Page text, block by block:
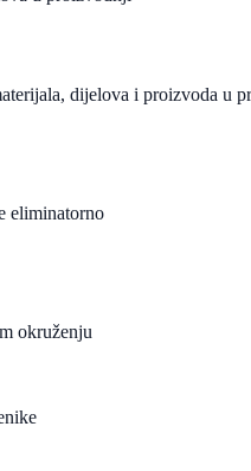
dijelova i proizvoda u
eliminatorno
okruženju